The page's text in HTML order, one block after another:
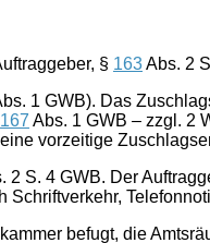
§ 163Abs. 2
1 GWB). Das
167 Abs. 1 GWB – zzgl. 2
vorzeitige
2 S. 4 GWB. Der
befugt, die